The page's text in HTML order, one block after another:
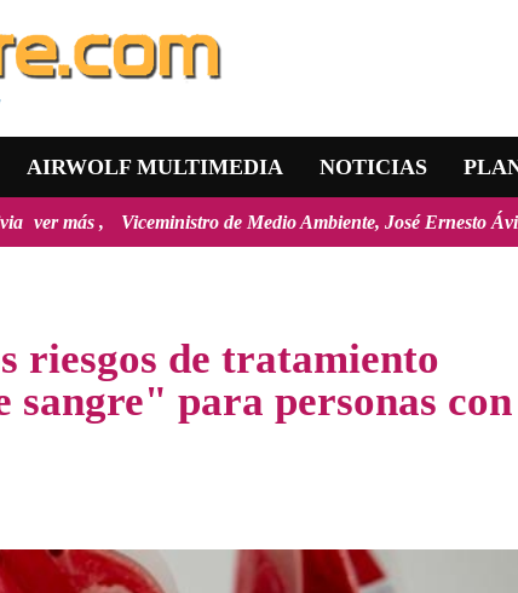
AIRWOLF MULTIMEDIA NOTICIAS
de Medio Ambiente, José Ernesto Ávila: "la mayoría
riesgos de tratamiento
para personas con